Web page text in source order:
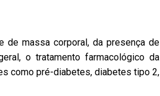
de massa corporal, da presença de
o tratamento farmacológico da
como pré-diabetes, diabetes tipo 2,